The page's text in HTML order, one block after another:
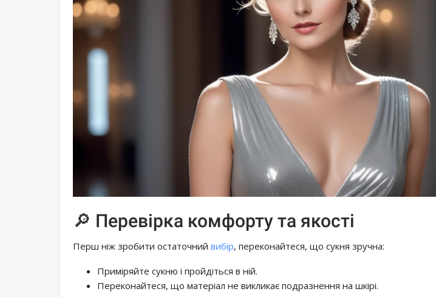
🔎 Перевірка комфорту та якості
Перш ніж зробити остаточний вибір, переконайтеся, що сукня зручна:
Приміряйте сукню і пройдіться в ній.
Переконайтеся, що матеріал не викликає подразнення на шкірі.